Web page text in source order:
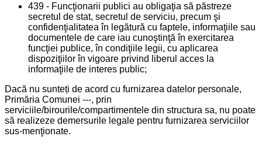
439 - Funcţionarii publici au obligaţia să păstreze
secretul de stat, secretul de serviciu, precum şi
confidenţialitatea în legătură cu faptele, informaţiile sau
documentele de care iau cunoştinţă în exercitarea
funcţiei publice, în condiţiile legii, cu aplicarea
dispoziţiilor în vigoare privind liberul acces la
informaţiile de interes public;
Dacă nu sunteți de acord cu furnizarea datelor personale,
Primăria Comunei ---, prin
serviciile/birourile/compartimentele din structura sa, nu poate
să realizeze demersurile legale pentru furnizarea serviciilor
sus-menţionate.